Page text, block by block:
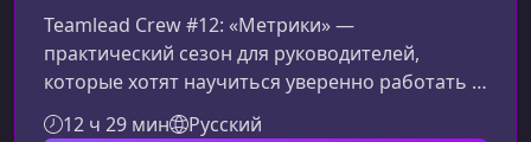
Teamlead Crew #12: «Метрики» —
практический сезон для руководителей,
которые хотят научиться уверенно работать с
измеримыми данными, улучшать процессы и
12 ч 29 мин Русский